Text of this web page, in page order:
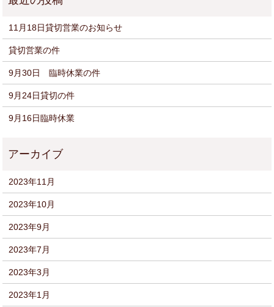
11月18日貸切営業のお知らせ
貸切営業の件
9月30日 臨時休業の件
9月24日貸切の件
9月16日臨時休業
2023年11月
2023年10月
2023年9月
2023年7月
2023年3月
2023年1月